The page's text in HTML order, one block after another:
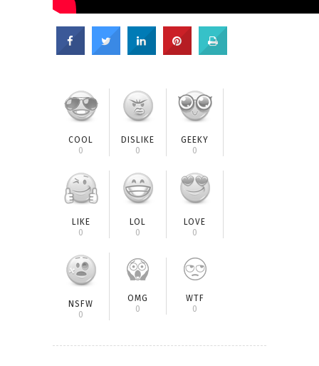
COOL
0
DISLIKE
0
GEEKY
0
LIKE
0
LOL
0
LOVE
0
NSFW
0
OMG
0
WTF
0